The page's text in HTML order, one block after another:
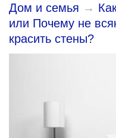
Дом и семья →
или Почему не
красить стены?